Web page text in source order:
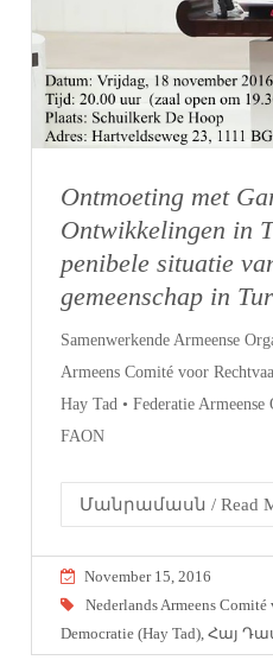
Ontmoeting met
Ontwikkelingen in
penibele situatie
gemeenschap in
Samenwerkende Armeense
Armeens Comité voor
Hay Tad • Federatie Armeense
FAON
Մանրամասն / Read
November 15, 2016
Nederlands Armeens
Democratie (Hay Tad),Հայ